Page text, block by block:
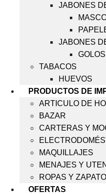
JABONES
JABONES
TABACOS
HUEVOS
PRODUCTOS DE
ARTICULO DE
BAZAR
CARTERAS Y
MAQUILLAJES
MENAJES Y
ROPAS Y
OFERTAS